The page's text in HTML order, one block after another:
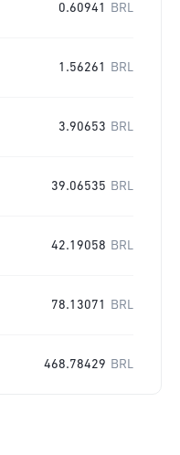
0.60941 BRL
1.56261 BRL
3.90653 BRL
39.06535 BRL
42.19058 BRL
78.13071 BRL
468.78429 BRL